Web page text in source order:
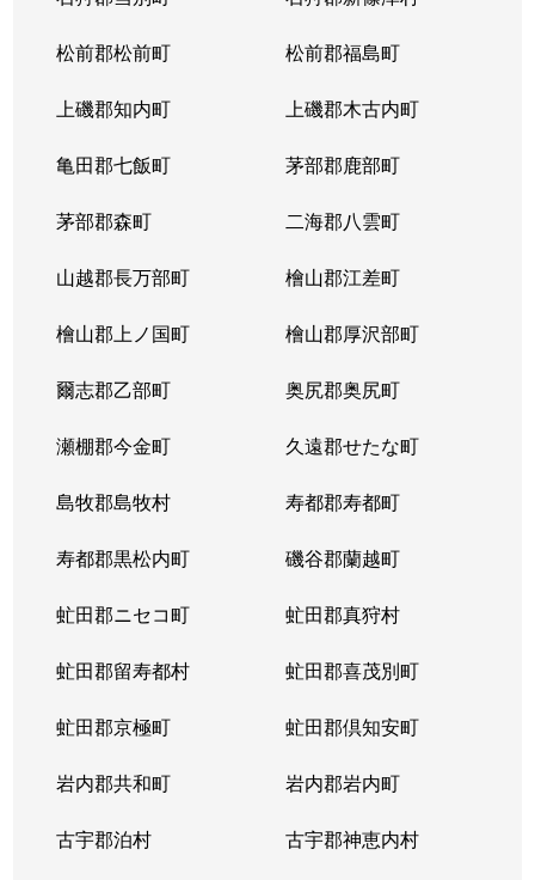
松前郡松前町 松前郡福島町
上磯郡知内町 上磯郡木古内町
亀田郡七飯町 茅部郡鹿部町
茅部郡森町 二海郡八雲町
山越郡長万部町 檜山郡江差町
檜山郡上ノ国町 檜山郡厚沢部町
爾志郡乙部町 奥尻郡奥尻町
瀬棚郡今金町 久遠郡せたな町
島牧郡島牧村 寿都郡寿都町
寿都郡黒松内町 磯谷郡蘭越町
虻田郡ニセコ町 虻田郡真狩村
虻田郡留寿都村 虻田郡喜茂別町
虻田郡京極町 虻田郡倶知安町
岩内郡共和町 岩内郡岩内町
古宇郡泊村 古宇郡神恵内村